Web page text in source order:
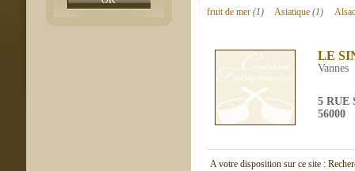
fruit de mer (1) Asiatique(1)
LE
Vannes
5 RUE
56000
A votre disposition sur ce site :